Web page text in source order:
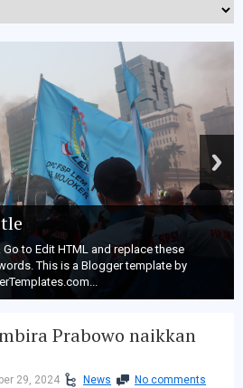
to Edit HTML and replace these
This is a Blogger template by
Prabowo naikkan
29, 2024 News No comments